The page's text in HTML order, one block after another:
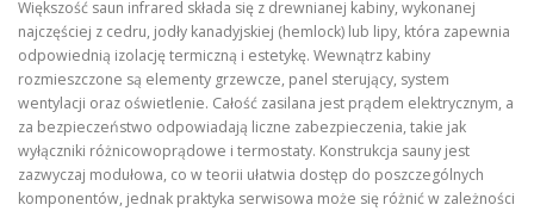
Większość saun infrared składa się z drewnianej kabiny, wykonanej
najczęściej z cedru, jodły kanadyjskiej (hemlock) lub lipy, która zapewnia
odpowiednią izolację termiczną i estetykę. Wewnątrz kabiny
rozmieszczone są elementy grzewcze, panel sterujący, system
wentylacji oraz oświetlenie. Całość zasilana jest prądem elektrycznym, a
za bezpieczeństwo odpowiadają liczne zabezpieczenia, takie jak
wyłączniki różnicowoprądowe i termostaty. Konstrukcja sauny jest
zazwyczaj modułowa, co w teorii ułatwia dostęp do poszczególnych
komponentów, jednak praktyka serwisowa może się różnić w zależności